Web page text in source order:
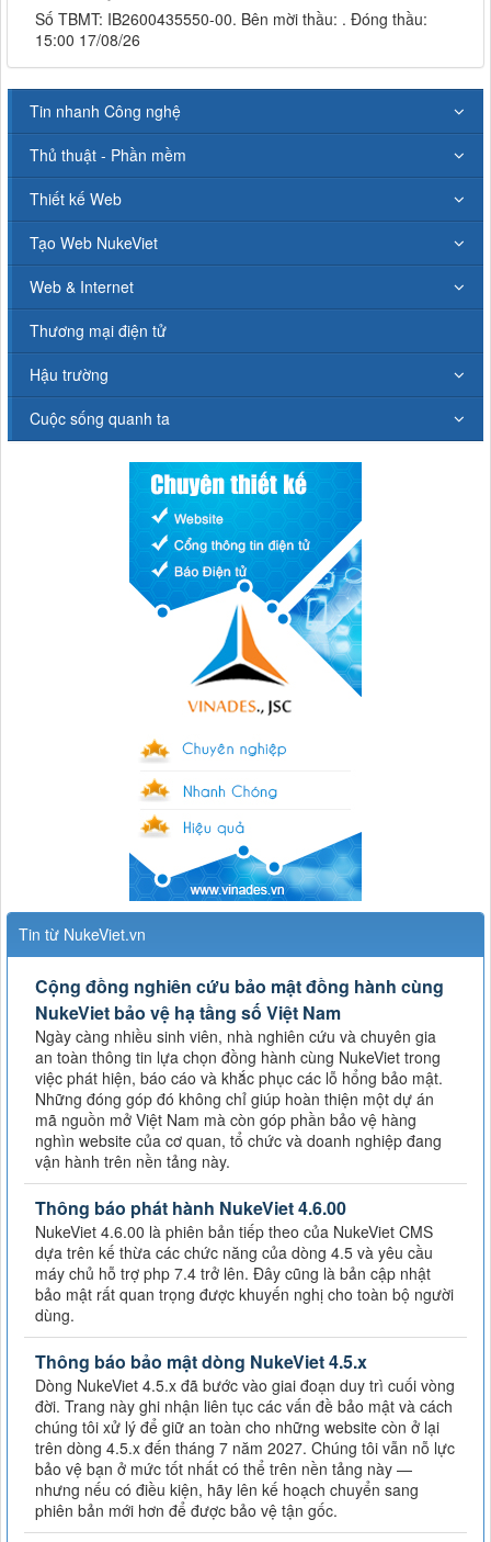
Số TBMT: IB2600435550-00. Bên mời thầu: . Đóng thầu:
15:00 17/08/26
Tin nhanh Công nghệ
Thủ thuật - Phần mềm
Thiết kế Web
Tạo Web NukeViet
Web & Internet
Thương mại điện tử
Hậu trường
Cuộc sống quanh ta
Tin từ NukeViet.vn
Cộng đồng nghiên cứu bảo mật đồng hành cùng
NukeViet bảo vệ hạ tầng số Việt Nam
Ngày càng nhiều sinh viên, nhà nghiên cứu và chuyên gia
an toàn thông tin lựa chọn đồng hành cùng NukeViet trong
việc phát hiện, báo cáo và khắc phục các lỗ hổng bảo mật.
Những đóng góp đó không chỉ giúp hoàn thiện một dự án
mã nguồn mở Việt Nam mà còn góp phần bảo vệ hàng
nghìn website của cơ quan, tổ chức và doanh nghiệp đang
vận hành trên nền tảng này.
Thông báo phát hành NukeViet 4.6.00
NukeViet 4.6.00 là phiên bản tiếp theo của NukeViet CMS
dựa trên kế thừa các chức năng của dòng 4.5 và yêu cầu
máy chủ hỗ trợ php 7.4 trở lên. Đây cũng là bản cập nhật
bảo mật rất quan trọng được khuyến nghị cho toàn bộ người
dùng.
Thông báo bảo mật dòng NukeViet 4.5.x
Dòng NukeViet 4.5.x đã bước vào giai đoạn duy trì cuối vòng
đời. Trang này ghi nhận liên tục các vấn đề bảo mật và cách
chúng tôi xử lý để giữ an toàn cho những website còn ở lại
trên dòng 4.5.x đến tháng 7 năm 2027. Chúng tôi vẫn nỗ lực
bảo vệ bạn ở mức tốt nhất có thể trên nền tảng này —
nhưng nếu có điều kiện, hãy lên kế hoạch chuyển sang
phiên bản mới hơn để được bảo vệ tận gốc.